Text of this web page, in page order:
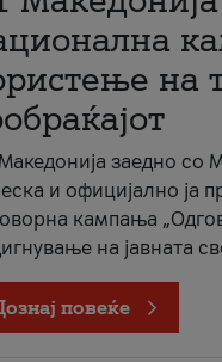
на
заедно со
и официјално ја
кампања
на јавната
повеќе